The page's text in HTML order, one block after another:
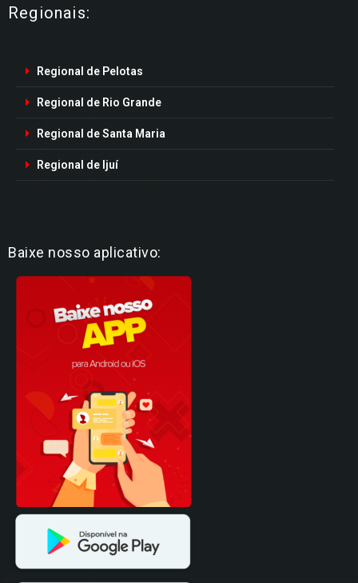
Regionais:
Regional de Pelotas
Regional de Rio Grande
Regional de Santa Maria
Regional de Ijuí
Baixe nosso aplicativo: